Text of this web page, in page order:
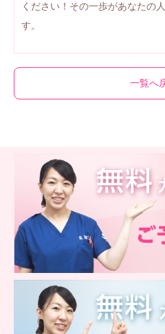
ください！その一歩があなたの
す。
一覧へ